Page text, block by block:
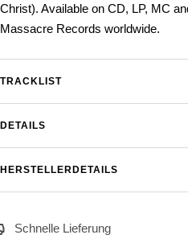
Christ). Available on CD, LP, MC
Massacre Records worldwide.
TRACKLIST
DETAILS
HERSTELLERDETAILS
Schnelle Lieferung